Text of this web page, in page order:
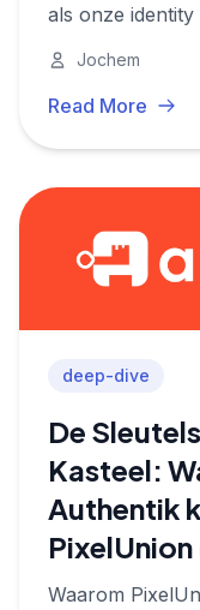
als onze
voor de
Jochem
Read More
deep-dive
De
Kasteel:
Authentik
Waarom